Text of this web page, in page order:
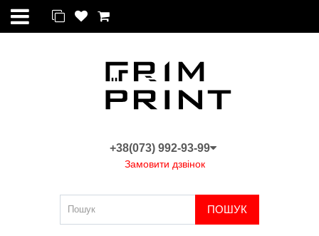
+38(073) 992-93-99
Замовити дзвінок
ПОШУК